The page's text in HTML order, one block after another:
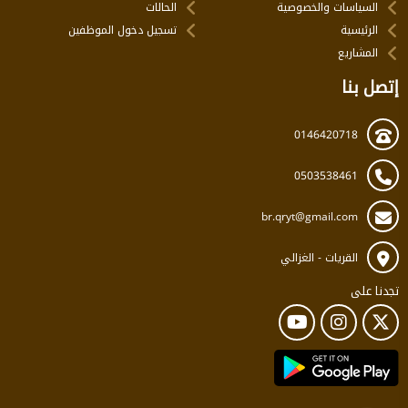
السياسات والخصوصية
الرئيسية
المشاريع
الحالات
تسجيل دخول الموظفين
إتصل بنا
0146420718
0503538461
br.qryt@gmail.com
القريات - الغزالي
تجدنا على